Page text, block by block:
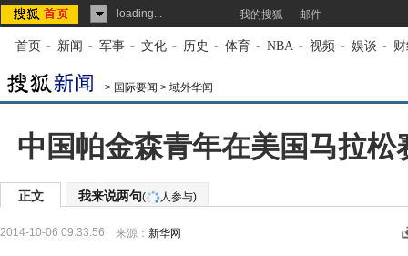
loading... 我的搜狐 邮件
首页 - 新闻 - 军事 - 文化 - 历史 - 体育 - NBA - 视频 - 娱谈 -
> 国际要闻 > 域外华闻
中国帕金森青年在美国马拉松
正文 我来说两句( 人参与)
2014-10-06 09:33:56 来源： 新华网